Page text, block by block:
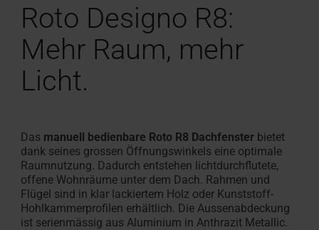
Roto Designo R8:
Mehr Raum, mehr
Licht.
Das manuell bedienbare Roto R8 Dachfensterbietet
dank seines grossen Öffnungswinkels eine optimale
Raumnutzung. Dadurch entstehen lichtdurchflutete,
offene Wohnräume unter dem Dach. Rahmen und
Flügel sind in klar lackiertem Holz oder Kunststoff-
Hohlkammerprofilen erhältlich. Die Aussenabdeckung
ist serienmässig aus Aluminium in Anthrazit Metallic.